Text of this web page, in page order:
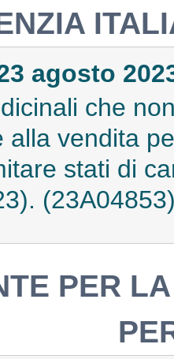
agosto
che
alla vendita
stati di
PER